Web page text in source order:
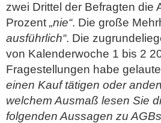
zwei Drittel der Befragten die
Prozent „nie“. Die große
ausführlich“. Die
von Kalenderwoche 1 bis 2
Fragestellungen habe
einen Kauf tätigen oder
welchem Ausmaß lesen Sie
folgenden Aussagen zu